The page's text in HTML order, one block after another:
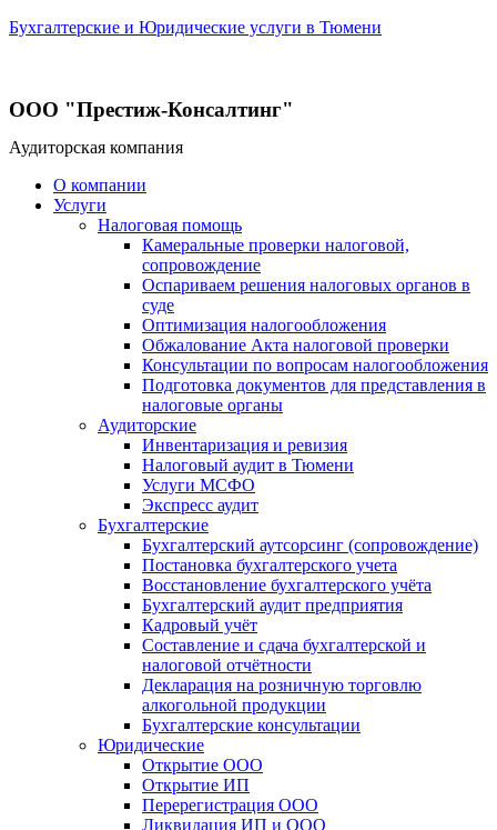
Бухгалтерские и Юридические услуги в Тюмени
ООО "Престиж-Консалтинг"
Аудиторская компания
О компании
Услуги
Налоговая помощь
Камеральные проверки налоговой,
сопровождение
Оспариваем решения налоговых органов в
суде
Оптимизация налогообложения
Обжалование Акта налоговой проверки
Консультации по вопросам налогообложения
Подготовка документов для представления в
налоговые органы
Аудиторские
Инвентаризация и ревизия
Налоговый аудит в Тюмени
Услуги МСФО
Экспресс аудит
Бухгалтерские
Бухгалтерский аутсорсинг (сопровождение)
Постановка бухгалтерского учета
Восстановление бухгалтерского учёта
Бухгалтерский аудит предприятия
Кадровый учёт
Составление и сдача бухгалтерской и
налоговой отчётности
Декларация на розничную торговлю
алкогольной продукции
Бухгалтерские консультации
Юридические
Открытие ООО
Открытие ИП
Перерегистрация ООО
Ликвидация ИП и ООО